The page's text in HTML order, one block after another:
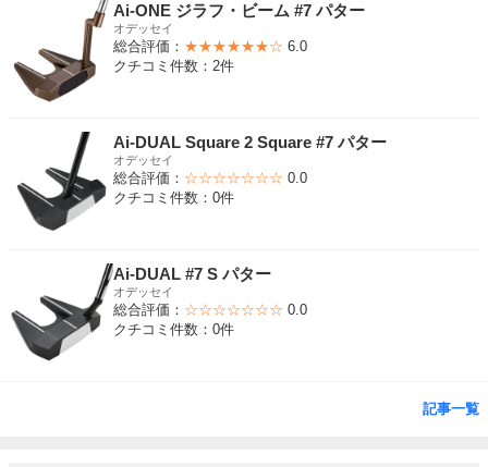
Ai-ONE ジラフ・ビーム #7 パター
オデッセイ
総合評価： ★★★★★★☆ 6.0
クチコミ件数：2件
Ai-DUAL Square 2 Square #7 パター
オデッセイ
総合評価： ☆☆☆☆☆☆☆ 0.0
クチコミ件数：0件
Ai-DUAL #7 S パター
オデッセイ
総合評価： ☆☆☆☆☆☆☆ 0.0
クチコミ件数：0件
記事一覧